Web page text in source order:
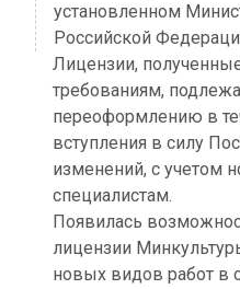
установленном
Российской
Лицензии,
требованиям,
переоформлению в
вступления в силу
изменений, с учетом
специалистам.
Появилась
лицензии
новых видов работ в